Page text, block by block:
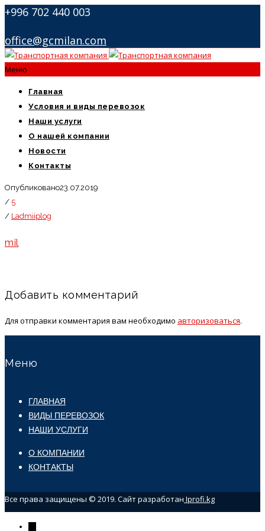
+996 702 440 003
office@gcmilan.com
Меню
Главная
Условия и виды перевозок
Наши услуги
О нашей компании
Новости
Контакты
Опубликовано23.07.2019
/ 5
/ Ladmiiplog
mil
Добавить комментарий
Для отправки комментария вам необходимо авторизоваться.
Меню
ГЛАВНАЯ
ВИДЫ ПЕРЕВОЗОК
НАШИ УСЛУГИ
О КОМПАНИИ
КОНТАКТЫ
Все права защищены © 2019. Сайт разработан Iprofi.kg